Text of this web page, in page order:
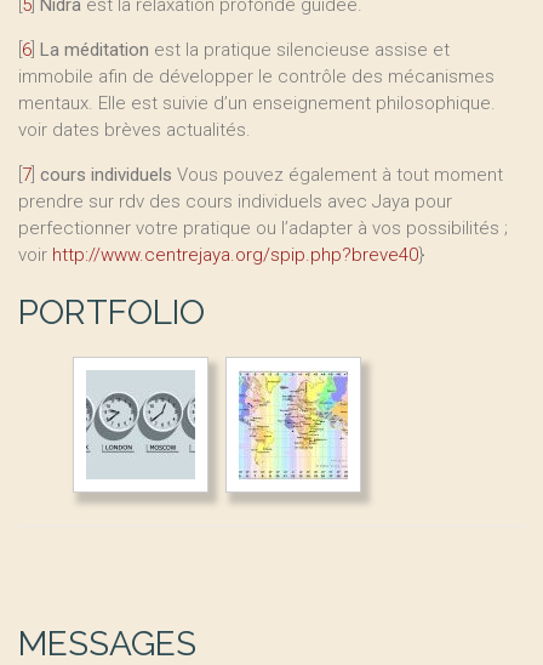
5 Nidra est la relaxation profonde guidée.
6 La méditation est la pratique silencieuse assise et
immobile afin de développer le contrôle des mécanismes
mentaux. Elle est suivie d’un enseignement philosophique.
voir dates brèves actualités.
7 cours individuels Vous pouvez également à tout moment
prendre sur rdv des cours individuels avec Jaya pour
perfectionner votre pratique ou l’adapter à vos possibilités ;
voir http://www.centrejaya.org/spip.php?breve40}
PORTFOLIO
MESSAGES